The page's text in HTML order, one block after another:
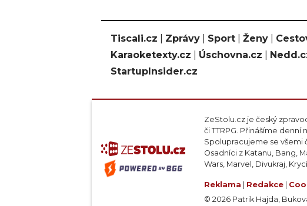
Tiscali.cz Zprávy Sport Ženy
Karaoketexty.cz
Úschovna.cz
StartupInsider.cz
ZeStolu.cz je český
či TTRPG. Přinášíme
Spolupracujeme se všemi
Osadníci z Katanu, Bang,
Wars, Marvel, Divukraj,
Reklama Redakce
© 2026 Patrik Hajda, Buková